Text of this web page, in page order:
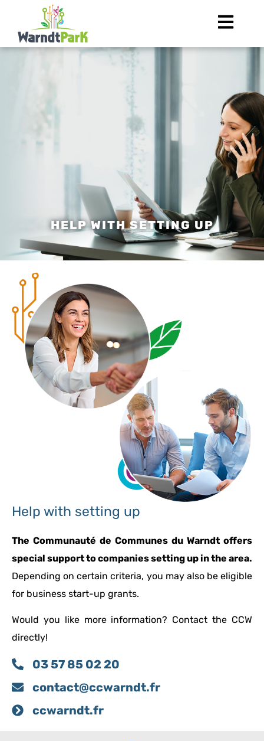
HELP WITH SETTING UP
Help with setting up
The Communauté de Communes du Warndt offers
special support to companies setting up in the area.
Depending on certain criteria, you may also be eligible
for business start-up grants.
Would you like more information? Contact the CCW
directly!
03 57 85 02 20
contact@ccwarndt.fr
ccwarndt.fr